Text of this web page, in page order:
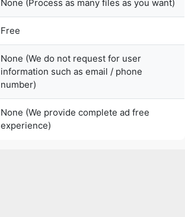
None (We do not request for user
information such as email / phone
number)
None (We provide complete ad free
experience)